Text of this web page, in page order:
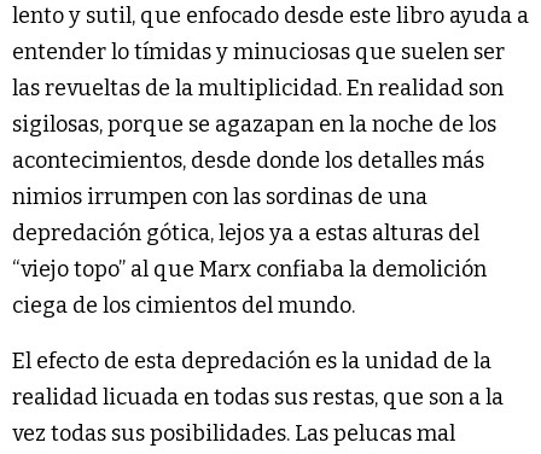
lento y sutil, que enfocado desde este libro ayuda a
entender lo tímidas y minuciosas que suelen ser
las revueltas de la multiplicidad. En realidad son
sigilosas, porque se agazapan en la noche de los
acontecimientos, desde donde los detalles más
nimios irrumpen con las sordinas de una
depredación gótica, lejos ya a estas alturas del
“viejo topo” al que Marx confiaba la demolición
ciega de los cimientos del mundo.
El efecto de esta depredación es la unidad de la
realidad licuada en todas sus restas, que son a la
vez todas sus posibilidades. Las pelucas mal